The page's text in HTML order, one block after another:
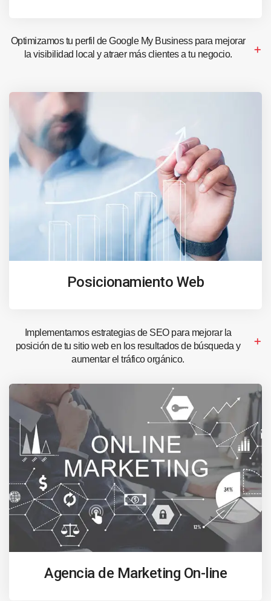
Optimizamos tu perfil de Google My Business para mejorar
la visibilidad local y atraer más clientes a tu negocio.
Posicionamiento Web
Implementamos estrategias de SEO para mejorar la
posición de tu sitio web en los resultados de búsqueda y
aumentar el tráfico orgánico.
Agencia de Marketing On-line